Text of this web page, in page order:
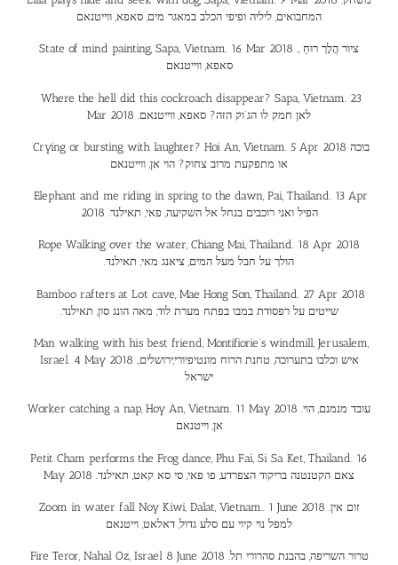
המחבואים, ליליה ופיפי הכלב במאגר מים, סאפא, ווייטנאם
State of mind painting, Sapa, Vietnam. 16 Mar 2018 .ציור הֲלָך רוּחַ ,
סאפא, ווייטנאם
Where the hell did this cockroach disappear? Sapa, Vietnam. 23
Mar 2018 .לאן חמק לו הג’וק הזה? סאפא, ווייטנאם
Crying or bursting with laughter? Hoi An, Vietnam. 5 Apr 2018 בוכה
או מתפקעת מרוב צחוק? הוי אן, ווייטנאם
Elephant and me riding in spring to the dawn, Pai, Thailand. 13 Apr
2018 .הפיל ואני רוכבים בנחל אל השקיעה, פאי, תאילנד
Rope Walking over the water, Chiang Mai, Thailand. 18 Apr 2018
.הולך על חבל מעל המים, ציאנג מאי, תאילנד
Bamboo rafters at Lot cave, Mae Hong Son, Thailand. 27 Apr 2018
.שייטים על רפסודת במבו בפתח מערת לוד, מאה הונג סון, תאילנד
Man walking with his best friend, Montifiorie’s windmill, Jerusalem,
Israel. 4 May 2018 .איש וכלבו בתערוכה, טחנת הרוח מונטיפיורי,ירושלים,
ישראל
Worker catching a nap, Hoy An, Vietnam. 11 May 2018 .עובד מנמנם, הוי
אן, וייטנאם
Petit Cham performs the Frog dance, Phu Fai, Si Sa Ket, Thailand. 16
May 2018 .צאם הקטנטנה בריקוד הצפרדע, פו פאי, סי סא קאט, תאילנד
Zoom in water fall Noy Kiwi, Dalat, Vietnam.. 1 June 2018 .זום אין
למפל נוי קיוי עם סלע גדול, דאלאט, וייטנאם
Fire Teror, Nahal Oz, Israel 8 June 2018 .טרור השריפה, בהבנת סהרורי תל